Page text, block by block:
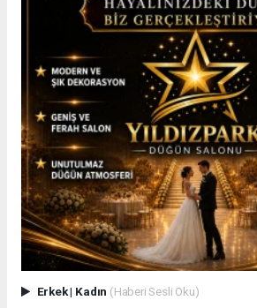
Erkek| Kadın (Haberi Sesli Oku)